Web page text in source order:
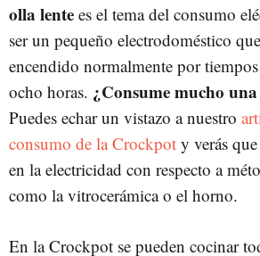
olla lente es el tema del consumo
ser un pequeño electrodoméstico
encendido normalmente por
ocho horas. ¿Consume mucho
Puedes echar un vistazo a nuestro
consumo de la Crockpot y verás
en la electricidad con respecto a
como la vitrocerámica o el horno.
En la Crockpot se pueden cocinar